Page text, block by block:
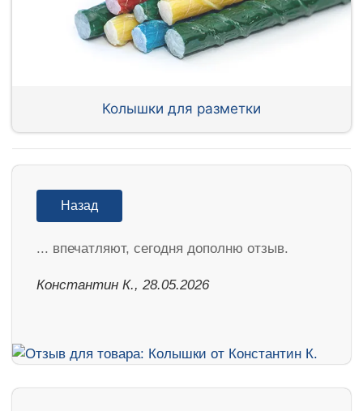
Колышки для разметки
Назад
... впечатляют, сегодня дополню отзыв.
Константин К., 28.05.2026